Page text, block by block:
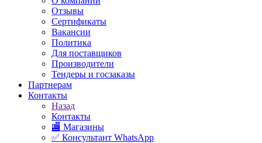
Отзывы
Сертификаты
Вакансии
Политика
Для поставщиков
Производители
Тендеры и госзаказы
Партнерам
Контакты
Назад
Контакты
🏬 Магазины
✅️ Консультант WhatsApp